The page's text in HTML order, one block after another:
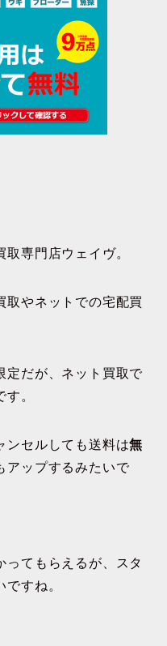
専門店ウェイヴ。
取やネットでの宅配買
定だが、ネット買取で
。
ンセルしても送料は無
アップするみたいで
ってもらえるが、スタ
すね。